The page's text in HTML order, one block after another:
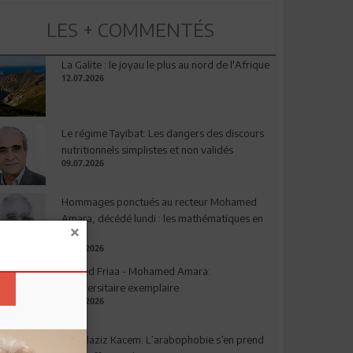
LES + COMMENTÉS
La Galite : le joyau le plus au nord de l'Afrique
12.07.2026
Le régime Tayibat: Les dangers des discours
nutritionnels simplistes et non validés
09.07.2026
Hommages ponctués au recteur Mohamed
Amara, décédé lundi : les mathématiques en
deuil
03.08.2026
Ahmed Friaa - Mohamed Amara:
l’Universitaire exemplaire
04.08.2026
Abdelaziz Kacem: L’arabophobie s’en prend